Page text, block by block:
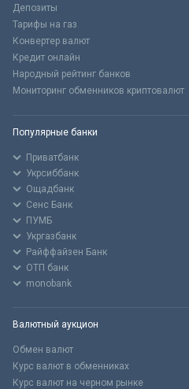
Депозиты
Тарифы на газ
Конвертер валют
Кредит онлайн
Народный рейтинг банков
Мониторинг обменников криптовалют
Популярные банки
Приватбанк
Укрсиббанк
Ощадбанк
Сенс Банк
ПУМБ
Укргазбанк
Райффайзен Банк
ОТП банк
monobank
Валютный аукцион
Обмен валют
Курс валют в обменниках
Курс валют на черном рынке